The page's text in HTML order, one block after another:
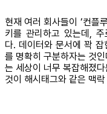
현재 여러 회사들이 ‘컨플
키를 관리하고 있는데,
다. 데이터와 문서에 꽉
를 명확히 구분하자는 것
는 세상이 너무 복잡해졌
것이 해시태그와 같은 맥